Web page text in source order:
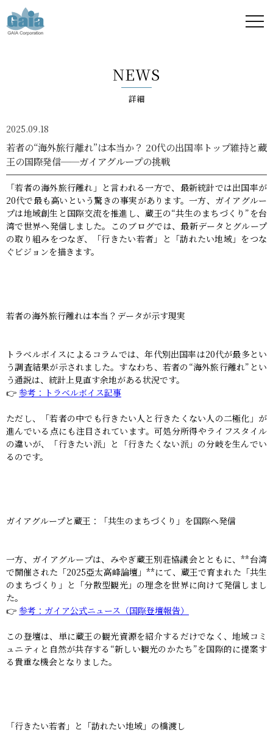
ア -
GAIA
Corporation
-
NEWS
詳細
2025.09.18
若者の“海外旅行離れ”は本当か？ 20代の出国率トップ維持と蔵
王の国際発信──ガイアグループの挑戦
「若者の海外旅行離れ」と言われる一方で、最新統計では出国率が
20代で最も高いという驚きの事実があります。一方、ガイアグルー
プは地域創生と国際交流を推進し、蔵王の“共生のまちづくり”を台
湾で世界へ発信しました。このブログでは、最新データとグループ
の取り組みをつなぎ、「行きたい若者」と「訪れたい地域」をつな
ぐビジョンを描きます。
若者の海外旅行離れは本当？データが示す現実
トラベルボイスによるコラムでは、年代別出国率は20代が最多とい
う調査結果が示されました。すなわち、若者の“海外旅行離れ”とい
う通説は、統計上見直す余地がある状況です。
👉 参考：トラベルボイス記事
ただし、「若者の中でも行きたい人と行きたくない人の二極化」が
進んでいる点にも注目されています。可処分所得やライフスタイル
の違いが、「行きたい派」と「行きたくない派」の分岐を生んでい
るのです。
ガイアグループと蔵王：「共生のまちづくり」を国際へ発信
一方、ガイアグループは、みやぎ蔵王別荘協議会とともに、**台湾
で開催された「2025亞太高峰論壇」**にて、蔵王で育まれた「共生
のまちづくり」と「分散型観光」の理念を世界に向けて発信しまし
た。
👉 参考：ガイア公式ニュース（国際登壇報告）
この登壇は、単に蔵王の観光資源を紹介するだけでなく、地域コミ
ュニティと自然が共存する“新しい観光のかたち”を国際的に提案す
る貴重な機会となりました。
「行きたい若者」と「訪れたい地域」の橋渡し